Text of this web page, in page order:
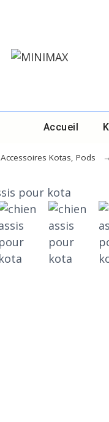
Accueil
Accessoires Kotas, Pods